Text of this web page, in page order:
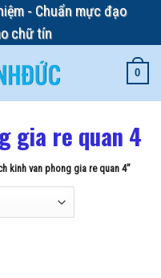
- Chuẩn mực đạo
chữ tín
0
gia re quan 4
kinh van phong gia re quan 4”